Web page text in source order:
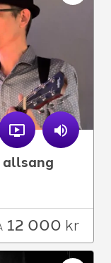
allsang
12 000 kr